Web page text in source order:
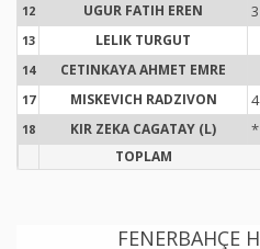
12 UGUR FATIH EREN 3
13 LELIK TURGUT
14 CETINKAYA AHMET EMRE
17 MISKEVICH RADZIVON 4
18 KIR ZEKA CAGATAY (L) *
TOPLAM
FENERBAHÇE